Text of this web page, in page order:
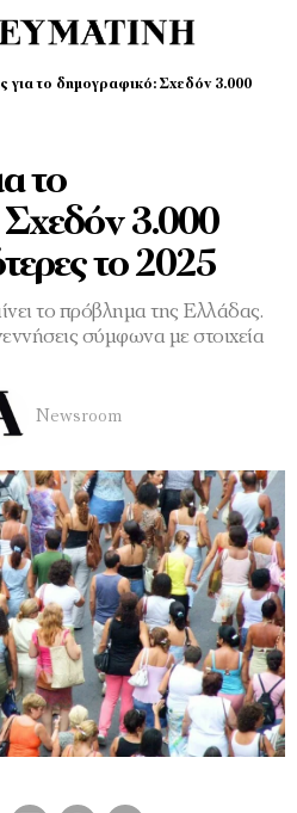
για το δημογραφικό: Σχεδόν 3.000
το
3.000
το 2025
το πρόβλημα της Ελλάδας.
σύμφωνα με στοιχεία
Newsroom